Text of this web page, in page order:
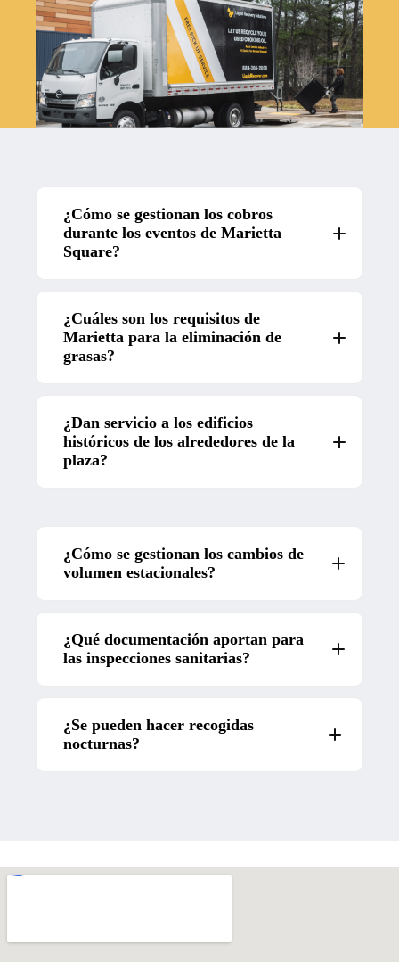
¿Cómo se gestionan los cobros
durante los eventos de Marietta
Square?
¿Cuáles son los requisitos de
Marietta para la eliminación de
grasas?
¿Dan servicio a los edificios
históricos de los alrededores de la
plaza?
¿Cómo se gestionan los cambios de
volumen estacionales?
¿Qué documentación aportan para
las inspecciones sanitarias?
¿Se pueden hacer recogidas
nocturnas?